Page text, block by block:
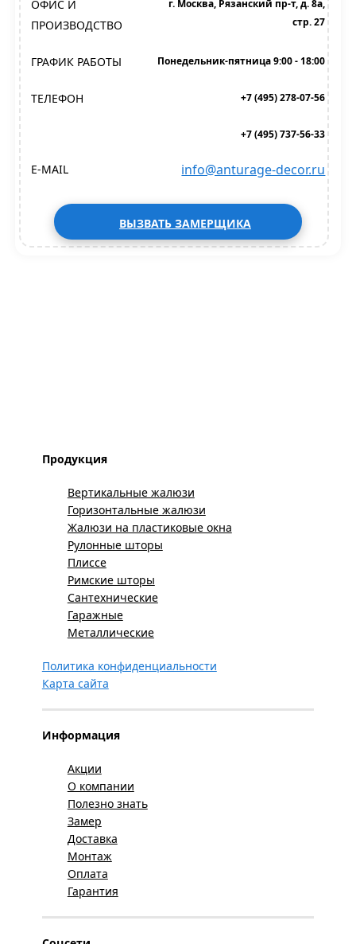
ОФИС И
ПРОИЗВОДСТВО
г. Москва, Рязанский пр-т, д. 8а,
стр. 27
ГРАФИК РАБОТЫ Понедельник-пятница 9:00 - 18:00
ТЕЛЕФОН +7 (495) 278-07-56
+7 (495) 737-56-33
E-MAIL info@anturage-decor.ru
ВЫЗВАТЬ ЗАМЕРЩИКА
Продукция
Вертикальные жалюзи
Горизонтальные жалюзи
Жалюзи на пластиковые окна
Рулонные шторы
Плиссе
Римские шторы
Сантехнические
Гаражные
Металлические
Политика конфиденциальности
Карта сайта
Информация
Акции
О компании
Полезно знать
Замер
Доставка
Монтаж
Оплата
Гарантия